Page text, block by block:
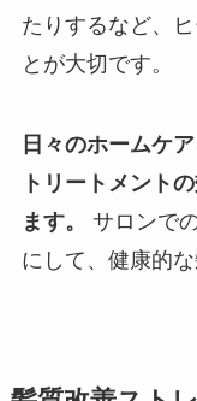
たりするなど、
とが大切です。
日々のホームケ
トリートメント
ます。
サロンで
にして、健康的